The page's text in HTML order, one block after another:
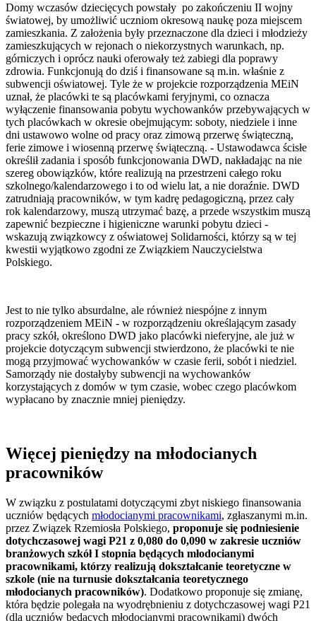
Domy wczasów dziecięcych powstały po zakończeniu II wojny
światowej, by umożliwić uczniom okresową naukę poza miejscem
zamieszkania. Z założenia były przeznaczone dla dzieci i młodzieży
zamieszkujących w rejonach o niekorzystnych warunkach, np.
górniczych i oprócz nauki oferowały też zabiegi dla poprawy
zdrowia. Funkcjonują do dziś i finansowane są m.in. właśnie z
subwencji oświatowej. Tyle że w projekcie rozporządzenia MEiN
uznał, że placówki te są placówkami feryjnymi, co oznacza
wyłączenie finansowania pobytu wychowanków przebywających w
tych placówkach w okresie obejmującym: soboty, niedziele i inne
dni ustawowo wolne od pracy oraz zimową przerwę świąteczną,
ferie zimowe i wiosenną przerwę świąteczną. - Ustawodawca ścisłe
określił zadania i sposób funkcjonowania DWD, nakładając na nie
szereg obowiązków, które realizują na przestrzeni całego roku
szkolnego/kalendarzowego i to od wielu lat, a nie doraźnie. DWD
zatrudniają pracowników, w tym kadrę pedagogiczną, przez cały
rok kalendarzowy, muszą utrzymać bazę, a przede wszystkim muszą
zapewnić bezpieczne i higieniczne warunki pobytu dzieci -
wskazują związkowcy z oświatowej Solidarności, którzy są w tej
kwestii wyjątkowo zgodni ze Związkiem Nauczycielstwa
Polskiego.
Jest to nie tylko absurdalne, ale również niespójne z innym
rozporządzeniem MEiN - w rozporządzeniu określającym zasady
pracy szkół, określono DWD jako placówki nieferyjne, ale już w
projekcie dotyczącym subwencji stwierdzono, że placówki te nie
mogą przyjmować wychowanków w czasie ferii, sobót i niedziel.
Samorządy nie dostałyby subwencji na wychowanków
korzystających z domów w tym czasie, wobec czego placówkom
wypłacano by znacznie mniej pieniędzy.
Więcej pieniędzy na młodocianych
pracowników
W związku z postulatami dotyczącymi zbyt niskiego finansowania
uczniów będących młodocianymi pracownikami, zgłaszanymi m.in.
przez Związek Rzemiosła Polskiego, proponuje się podniesienie
dotychczasowej wagi P21 z 0,080 do 0,090 w zakresie uczniów
branżowych szkół I stopnia będących młodocianymi
pracownikami, którzy realizują dokształcanie teoretyczne w
szkole (nie na turnusie dokształcania teoretycznego
młodocianych pracowników). Dodatkowo proponuje się zmianę,
która będzie polegała na wyodrębnieniu z dotychczasowej wagi P21
(dla uczniów będących młodocianymi pracownikami) dwóch